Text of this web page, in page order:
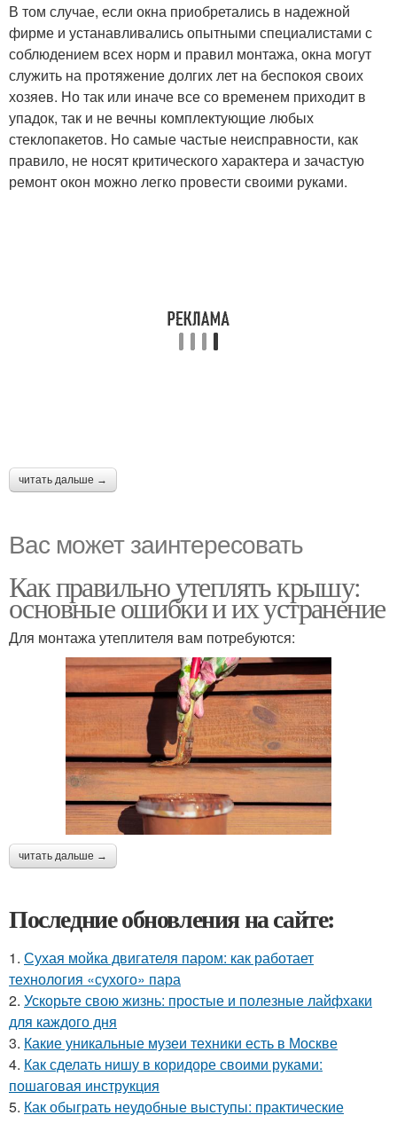
В том случае, если окна приобретались в надежной
фирме и устанавливались опытными специалистами с
соблюдением всех норм и правил монтажа, окна могут
служить на протяжение долгих лет на беспокоя своих
хозяев. Но так или иначе все со временем приходит в
упадок, так и не вечны комплектующие любых
стеклопакетов. Но самые частые неисправности, как
правило, не носят критического характера и зачастую
ремонт окон можно легко провести своими руками.
читать дальше →
Вас может заинтересовать
Как правильно утеплять крышу:
основные ошибки и их устранение
Для монтажа утеплителя вам потребуются:
читать дальше →
Последние обновления на сайте:
1. Сухая мойка двигателя паром: как работает
технология «сухого» пара
2. Ускорьте свою жизнь: простые и полезные лайфхаки
для каждого дня
3. Какие уникальные музеи техники есть в Москве
4. Как сделать нишу в коридоре своими руками:
пошаговая инструкция
5. Как обыграть неудобные выступы: практические